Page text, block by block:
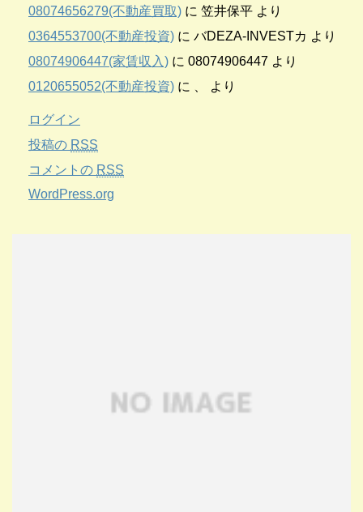
08074656279(不動産買取) に 笠井保平 より
0364553700(不動産投資) に バDEZA-INVESTカ より
08074906447(家賃収入) に 08074906447 より
0120655052(不動産投資) に より
ログイン
投稿の RSS
コメントの RSS
WordPress.org